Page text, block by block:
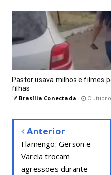
Pastor usava milhos e filmes
filhas
Brasília Conectada Outubro
Anterior
Flamengo: Gerson e
Varela trocam
agressões durante